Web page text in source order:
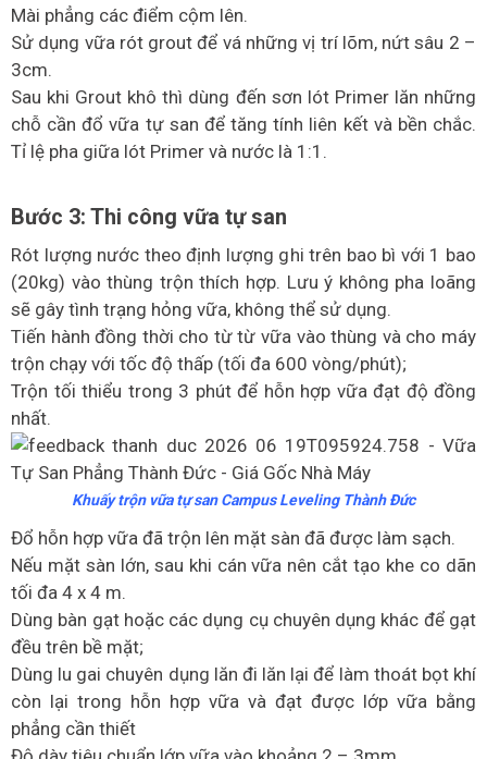
Mài phẳng các điểm cộm lên.
Sử dụng vữa rót grout để vá những vị trí lõm, nứt sâu 2 –
3cm.
Sau khi Grout khô thì dùng đến sơn lót Primer lăn những
chỗ cần đổ vữa tự san để tăng tính liên kết và bền chắc.
Tỉ lệ pha giữa lót Primer và nước là 1:1.
Bước 3: Thi công vữa tự san
Rót lượng nước theo định lượng ghi trên bao bì với 1 bao
(20kg) vào thùng trộn thích hợp. Lưu ý không pha loãng
sẽ gây tình trạng hỏng vữa, không thể sử dụng.
Tiến hành đồng thời cho từ từ vữa vào thùng và cho máy
trộn chạy với tốc độ thấp (tối đa 600 vòng/phút);
Trộn tối thiểu trong 3 phút để hỗn hợp vữa đạt độ đồng
nhất.
Khuấy trộn vữa tự san Campus Leveling Thành Đức
Đổ hỗn hợp vữa đã trộn lên mặt sàn đã được làm sạch.
Nếu mặt sàn lớn, sau khi cán vữa nên cắt tạo khe co dãn
tối đa 4 x 4 m.
Dùng bàn gạt hoặc các dụng cụ chuyên dụng khác để gạt
đều trên bề mặt;
Dùng lu gai chuyên dụng lăn đi lăn lại để làm thoát bọt khí
còn lại trong hỗn hợp vữa và đạt được lớp vữa bằng
phẳng cần thiết